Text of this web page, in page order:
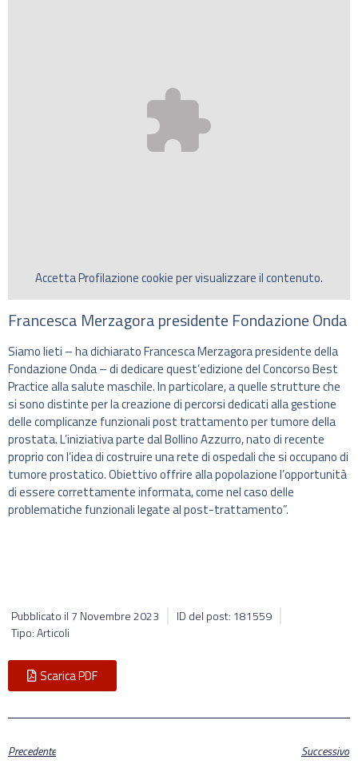
AccettaProfilazionecookie per visualizzare il contenuto.
Francesca Merzagora presidente Fondazione Onda
Siamo lieti – ha dichiarato Francesca Merzagora presidente della
Fondazione Onda – di dedicare quest’edizione del Concorso Best
Practice alla salute maschile. In particolare, a quelle strutture che
si sono distinte per la creazione di percorsi dedicati alla gestione
delle complicanze funzionali post trattamento per tumore della
prostata. L’iniziativa parte dal Bollino Azzurro, nato di recente
proprio con l’idea di costruire una rete di ospedali che si occupano di
tumore prostatico. Obiettivo offrire alla popolazione l’opportunità
di essere correttamente informata, come nel caso delle
problematiche funzionali legate al post-trattamento”.
Pubblicato il 7 Novembre 2023
ID del post: 181559
Tipo: Articoli
Scarica PDF
Precedente Successivo